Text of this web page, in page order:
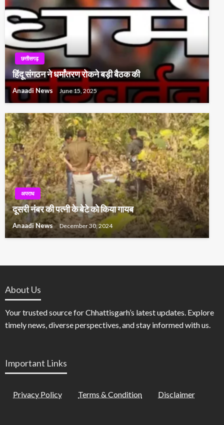
छत्तीसगढ़
हिंदू संगठन ने धर्मांतरण रोकने बड़ी बैठक की
Anaadi News June 15, 2025
अपराध
दूसरी नंबर की पत्नी के बेटे को किया गायब
Anaadi News December 30, 2024
About Us
Your trusted source for Chhattisgarh’s latest updates. Explore
timely news, diverse perspectives, and stay informed with us.
Important Links
Privacy Policy Terms & Condition Disclaimer